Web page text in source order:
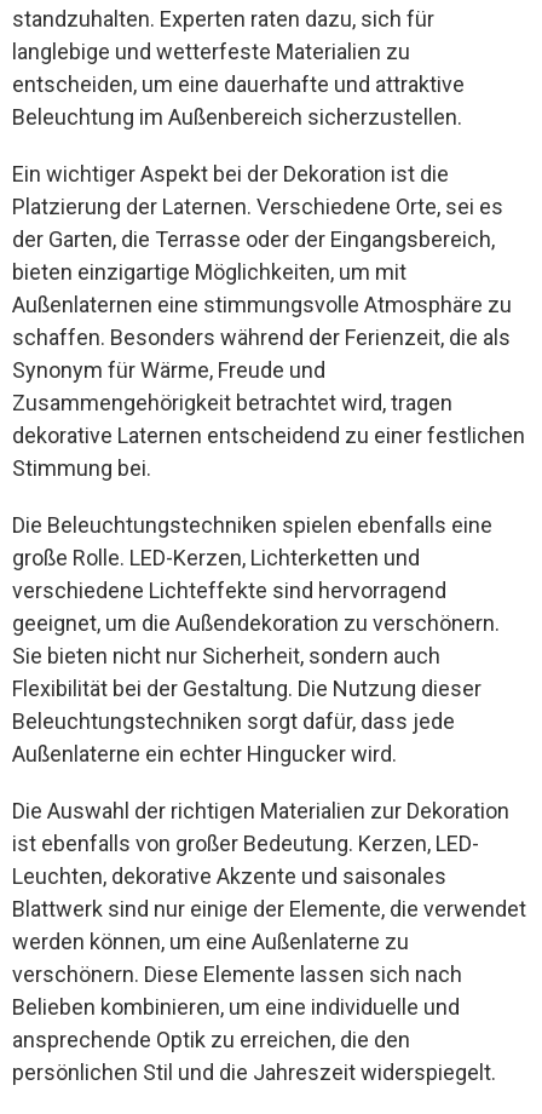
standzuhalten. Experten raten dazu, sich für
langlebige und wetterfeste Materialien zu
entscheiden, um eine dauerhafte und attraktive
Beleuchtung im Außenbereich sicherzustellen.
Ein wichtiger Aspekt bei der Dekoration ist die
Platzierung der Laternen. Verschiedene Orte, sei es
der Garten, die Terrasse oder der Eingangsbereich,
bieten einzigartige Möglichkeiten, um mit
Außenlaternen eine stimmungsvolle Atmosphäre zu
schaffen. Besonders während der Ferienzeit, die als
Synonym für Wärme, Freude und
Zusammengehörigkeit betrachtet wird, tragen
dekorative Laternen entscheidend zu einer festlichen
Stimmung bei.
Die Beleuchtungstechniken spielen ebenfalls eine
große Rolle. LED-Kerzen, Lichterketten und
verschiedene Lichteffekte sind hervorragend
geeignet, um die Außendekoration zu verschönern.
Sie bieten nicht nur Sicherheit, sondern auch
Flexibilität bei der Gestaltung. Die Nutzung dieser
Beleuchtungstechniken sorgt dafür, dass jede
Außenlaterne ein echter Hingucker wird.
Die Auswahl der richtigen Materialien zur Dekoration
ist ebenfalls von großer Bedeutung. Kerzen, LED-
Leuchten, dekorative Akzente und saisonales
Blattwerk sind nur einige der Elemente, die verwendet
werden können, um eine Außenlaterne zu
verschönern. Diese Elemente lassen sich nach
Belieben kombinieren, um eine individuelle und
ansprechende Optik zu erreichen, die den
persönlichen Stil und die Jahreszeit widerspiegelt.